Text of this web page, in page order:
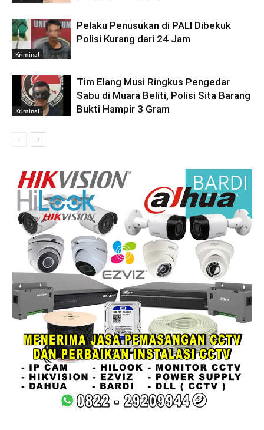
Kriminal
Pelaku Penusukan di PALI Dibekuk
Polisi Kurang dari 24 Jam
Kriminal
Tim Elang Musi Ringkus Pengedar
Sabu di Muara Beliti, Polisi Sita Barang
Bukti Hampir 3 Gram